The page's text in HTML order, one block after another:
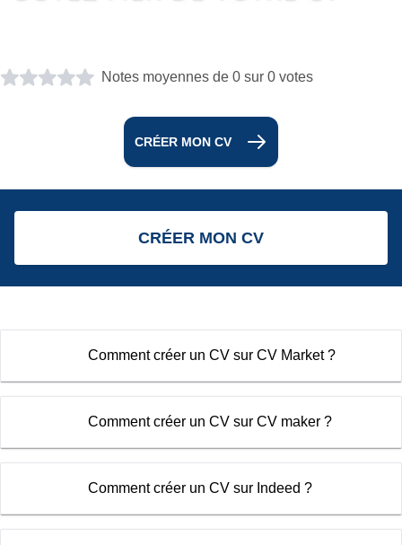
Notes moyennes de 0 sur 0 votes
CRÉER MON CV
CRÉER MON CV
Comment créer un CV sur CV Market ?
Comment créer un CV sur CV maker ?
Comment créer un CV sur Indeed ?